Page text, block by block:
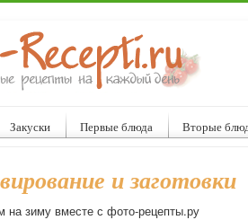
Закуски Первые блюда Вторые
и заготовки
на зиму вместе с фото-рецепты.ру